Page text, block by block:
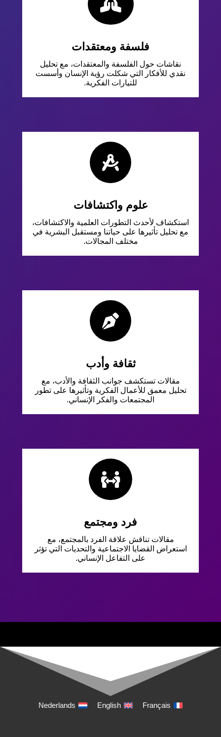

فلسفة ومعتقدات
نقاشات حول الفلسفة والمعتقدات، مع تحليل
نقدي للأفكار التي شكلت رؤية الإنسان وأسست
للتيارات الفكرية.

علوم واكتشافات
استكشاف لأحدث التطورات العلمية والاكتشافات،
مع تحليل تأثيرها على حياتنا ومستقبل البشرية في
مختلف المجالات.

ثقافة وأدب
مقالات تستكشف جوانب الثقافة والأدب، مع
تحليل معمق للأعمال الفكرية وتأثيرها على تطور
المجتمعات والفكر الإنساني.

فرد ومجتمع
مقالات تناقش علاقة الفرد بالمجتمع، مع
استعراض القضايا الاجتماعية والتحديات التي تؤثر
على التفاعل الإنساني.
Français
English
Nederlands